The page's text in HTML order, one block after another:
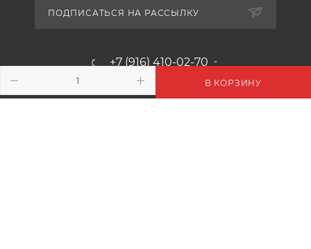
В КОРЗИНУ
ПОДПИСАТЬСЯ НА РАССЫЛКУ
+7 (916) 410-02-70
info@floralmile.ru